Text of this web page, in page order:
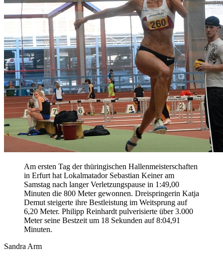
Am ersten Tag der thüringischen Hallenmeisterschaften
in Erfurt hat Lokalmatador Sebastian Keiner am
Samstag nach langer Verletzungspause in 1:49,00
Minuten die 800 Meter gewonnen. Dreispringerin Katja
Demut steigerte ihre Bestleistung im Weitsprung auf
6,20 Meter. Philipp Reinhardt pulverisierte über 3.000
Meter seine Bestzeit um 18 Sekunden auf 8:04,91
Minuten.
Sandra Arm